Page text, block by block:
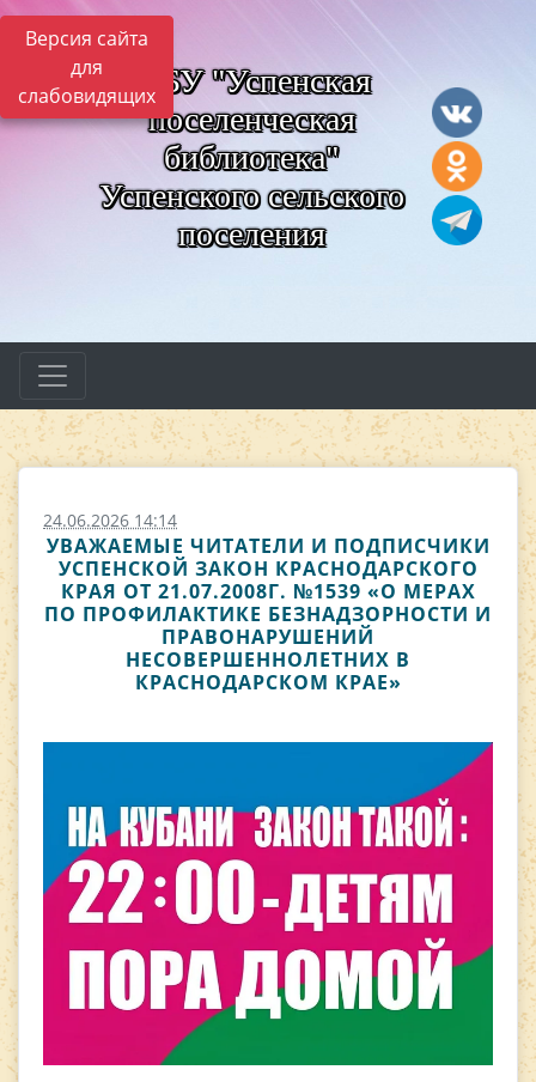
Версия сайта
для
слабовидящихМБУ "Успенская
поселенческая
библиотека"
Успенского сельского
поселения
24.06.2026 14:14
УВАЖАЕМЫЕ ЧИТАТЕЛИ И ПОДПИСЧИКИ
УСПЕНСКОЙ ЗАКОН КРАСНОДАРСКОГО
КРАЯ ОТ 21.07.2008Г. №1539 «О МЕРАХ
ПО ПРОФИЛАКТИКЕ БЕЗНАДЗОРНОСТИ И
ПРАВОНАРУШЕНИЙ
НЕСОВЕРШЕННОЛЕТНИХ В
КРАСНОДАРСКОМ КРАЕ»